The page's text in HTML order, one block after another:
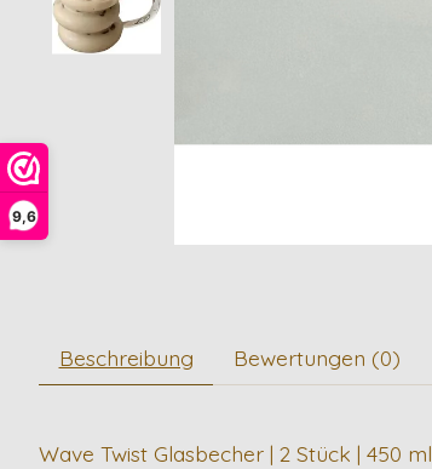
9,6
Beschreibung Bewertungen (0)
Wave Twist Glasbecher | 2 Stück | 450 ml